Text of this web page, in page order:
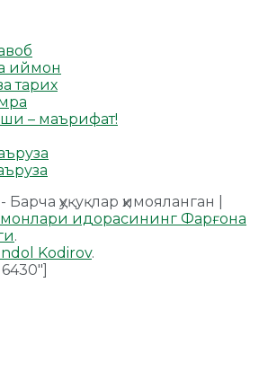
иймон
тарих
– маърифат!
- Барча ҳуқуқлар ҳимояланган |
идорасининг Фарғона
.
Kodirov.